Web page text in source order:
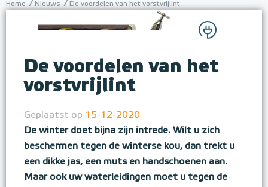
Home Nieuws De voordelen van het vorstvrijlint
De voordelen van het
vorstvrijlint
Geplaatst op 15-12-2020
De winter doet bijna zijn intrede. Wilt u zich
beschermen tegen de winterse kou, dan trekt u
een dikke jas, een muts en handschoenen aan.
Maar ook uw waterleidingen moet u tegen de